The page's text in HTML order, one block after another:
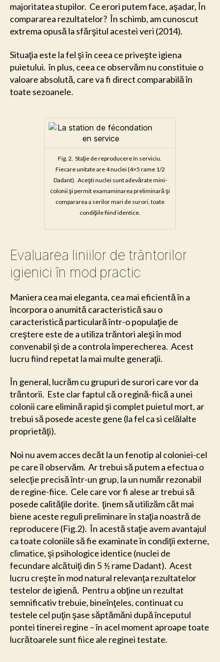
majoritatea stupilor. Ce erori putem face, aşadar, În
compararea rezultatelor? În schimb, am cunoscut
extrema opusă la sfărşitul acestei veri (2014).
Situaţia este la fel şi în ceea ce priveşte igiena
puietului. în plus, ceea ce observăm nu constituie o
valoare absolută, care va fi direct comparabilă în
toate sezoanele.
Fig. 2. Staţie de reproducere în serviciu.
Fiecare unitate are 4 nuclei (4×5 rame 1/2
Dadant). Aceşti nuclei sunt adevărate mini-
colonii şi permit examaminarea preliminară şi
compararea a serilor mari de surori, toate
condiţiile fiind identice.
Evaluarea liniilor de trăntorilor
igienici în mod practic
Maniera cea mai eleganta, cea mai eficientă în a
încorpora o anumită caracteristică sau o
caracteristică particulară într-o populaţie de
creştere este de a utiliza trăntori aleşi în mod
convenabil şi de a controla împerecherea. Acest
lucru fiind repetat la mai multe generaţii.
În general, lucrăm cu grupuri de surori care vor da
trăntorii. Este clar faptul că o regină-fiică a unei
colonii care elimină rapid şi complet puietul mort, ar
trebui să posede aceste gene (la fel ca si celălalte
proprietăţi).
Noi nu avem acces decăt la un fenotip al coloniei-cel
pe care îl observăm. Ar trebui să putem a efectua o
selecţie precisă într-un grup, la un număr rezonabil
de regine-fiice. Cele care vor fi alese ar trebui să
posede calităţile dorite. ţinem să utilizăm căt mai
biene aceste reguli preliminare în staţia noastră de
reproducere (Fig.2). În acestă staţie avem avantajul
ca toate coloniile să fie examinate în condiţii externe,
climatice, şi psihologice identice (nuclei de
fecundare alcătuiţi din 5 ½ rame Dadant). Acest
lucru creşte în mod natural relevanţa rezultatelor
testelor de igienă. Pentru a obţine un rezultat
semnificativ trebuie, bineînţeles, continuat cu
testele cel puţin şase săptămăni după începutul
pontei tinerei regine – în acel moment aproape toate
lucrătoarele sunt fiice ale reginei testate.